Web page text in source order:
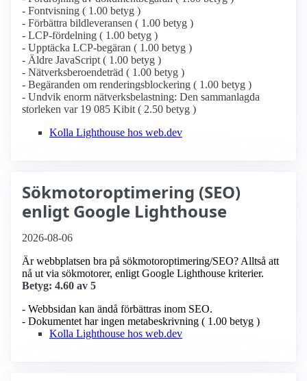
- Fontvisning ( 1.00 betyg )
- Förbättra bildleveransen ( 1.00 betyg )
- LCP-fördelning ( 1.00 betyg )
- Upptäcka LCP-begäran ( 1.00 betyg )
- Äldre JavaScript ( 1.00 betyg )
- Nätverksberoendeträd ( 1.00 betyg )
- Begäranden om renderingsblockering ( 1.00 betyg )
- Undvik enorm nätverksbelastning: Den sammanlagda
storleken var 19 085 Kibit ( 2.50 betyg )
Kolla Lighthouse hos web.dev
Sökmotoroptimering (SEO)
enligt Google Lighthouse
2026-08-06
Är webbplatsen bra på sökmotoroptimering/SEO? Alltså att
nå ut via sökmotorer, enligt Google Lighthouse kriterier.
Betyg: 4.60 av 5
- Webbsidan kan ändå förbättras inom SEO.
- Dokumentet har ingen metabeskrivning ( 1.00 betyg )
Kolla Lighthouse hos web.dev